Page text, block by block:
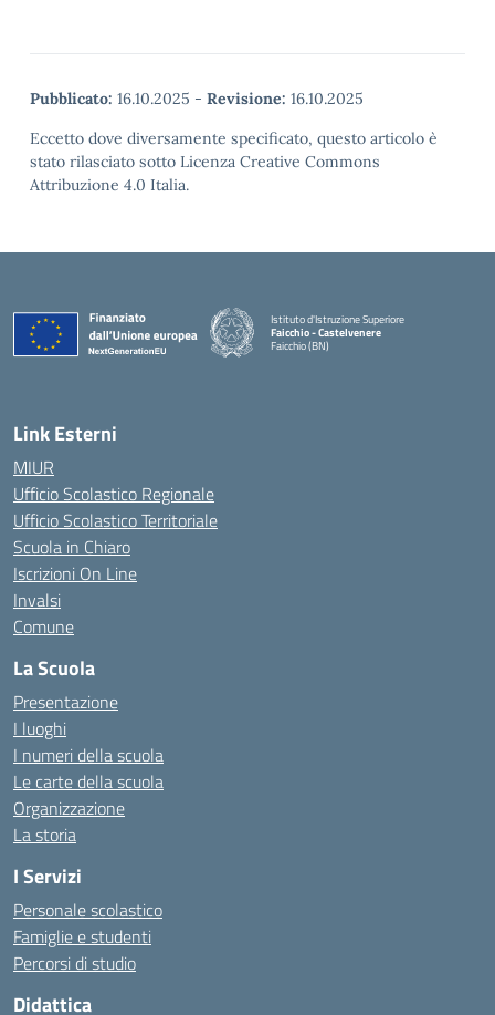
Pubblicato: 16.10.2025 - Revisione: 16.10.2025
Eccetto dove diversamente specificato, questo articolo è
stato rilasciato sotto Licenza Creative Commons
Attribuzione 4.0 Italia.
Istituto d'Istruzione Superiore
Faicchio - Castelvenere
Faicchio (BN)
Link Esterni
MIUR
Ufficio Scolastico Regionale
Ufficio Scolastico Territoriale
Scuola in Chiaro
Iscrizioni On Line
Invalsi
Comune
La Scuola
Presentazione
I luoghi
I numeri della scuola
Le carte della scuola
Organizzazione
La storia
I Servizi
Personale scolastico
Famiglie e studenti
Percorsi di studio
Didattica